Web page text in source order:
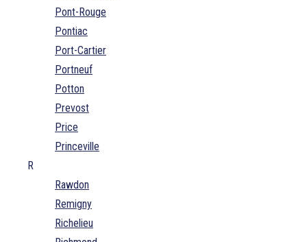
Pont-Rouge
Pontiac
Port-Cartier
Portneuf
Potton
Prevost
Price
Princeville
R
Rawdon
Remigny
Richelieu